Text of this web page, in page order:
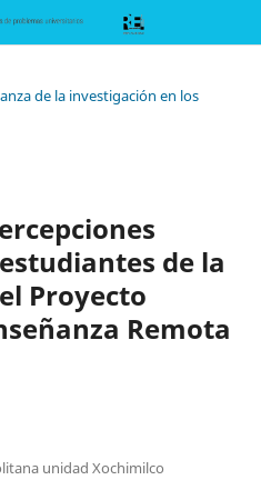
de la investigación en los
de la
Proyecto
Remota
unidad Xochimilco